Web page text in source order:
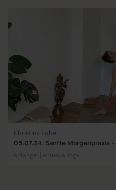
Christina Lobe
05.07.24: Sanfte Morgenpraxis -
Anfänger | Anusara Yoga